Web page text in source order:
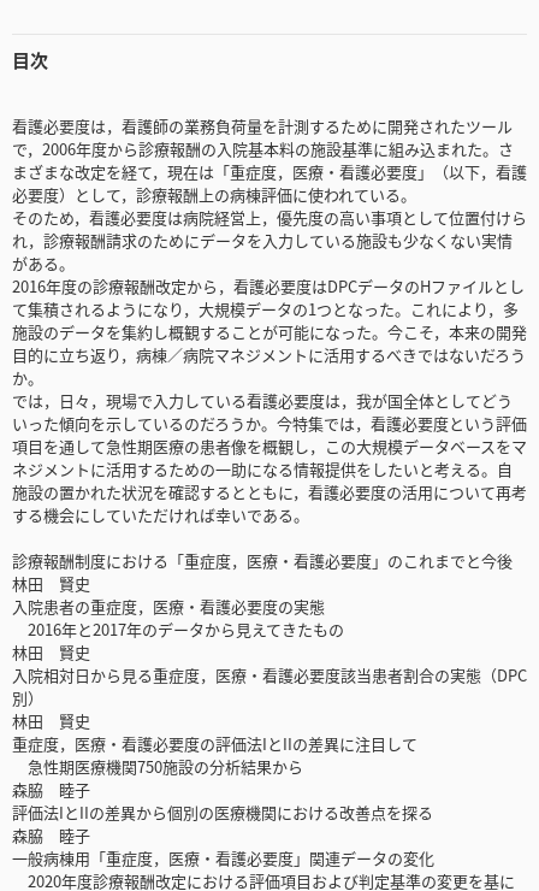
目次
看護必要度は，看護師の業務負荷量を計測するために開発されたツール
で，2006年度から診療報酬の入院基本料の施設基準に組み込まれた。さ
まざまな改定を経て，現在は「重症度，医療・看護必要度」（以下，看護
必要度）として，診療報酬上の病棟評価に使われている。
そのため，看護必要度は病院経営上，優先度の高い事項として位置付けら
れ，診療報酬請求のためにデータを入力している施設も少なくない実情
がある。
2016年度の診療報酬改定から，看護必要度はDPCデータのHファイルとし
て集積されるようになり，大規模データの1つとなった。これにより，多
施設のデータを集約し概観することが可能になった。今こそ，本来の開発
目的に立ち返り，病棟／病院マネジメントに活用するべきではないだろう
か。
では，日々，現場で入力している看護必要度は，我が国全体としてどう
いった傾向を示しているのだろうか。今特集では，看護必要度という評価
項目を通して急性期医療の患者像を概観し，この大規模データベースをマ
ネジメントに活用するための一助になる情報提供をしたいと考える。自
施設の置かれた状況を確認するとともに，看護必要度の活用について再考
する機会にしていただければ幸いである。
診療報酬制度における「重症度，医療・看護必要度」のこれまでと今後
林田 賢史
入院患者の重症度，医療・看護必要度の実態
2016年と2017年のデータから見えてきたもの
林田 賢史
入院相対日から見る重症度，医療・看護必要度該当患者割合の実態（DPC
別）
林田 賢史
重症度，医療・看護必要度の評価法IとIIの差異に注目して
急性期医療機関750施設の分析結果から
森脇 睦子
評価法IとIIの差異から個別の医療機関における改善点を探る
森脇 睦子
一般病棟用「重症度，医療・看護必要度」関連データの変化
2020年度診療報酬改定における評価項目および判定基準の変更を基に